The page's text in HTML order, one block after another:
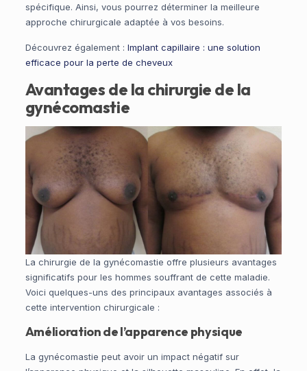
spécifique. Ainsi, vous pourrez déterminer la meilleure
approche chirurgicale adaptée à vos besoins.
Découvrez également : Implant capillaire : une solution
efficace pour la perte de cheveux
Avantages de la chirurgie de la
gynécomastie
La chirurgie de la gynécomastie offre plusieurs avantages
significatifs pour les hommes souffrant de cette maladie.
Voici quelques-uns des principaux avantages associés à
cette intervention chirurgicale :
Amélioration de l’apparence physique
La gynécomastie peut avoir un impact négatif sur